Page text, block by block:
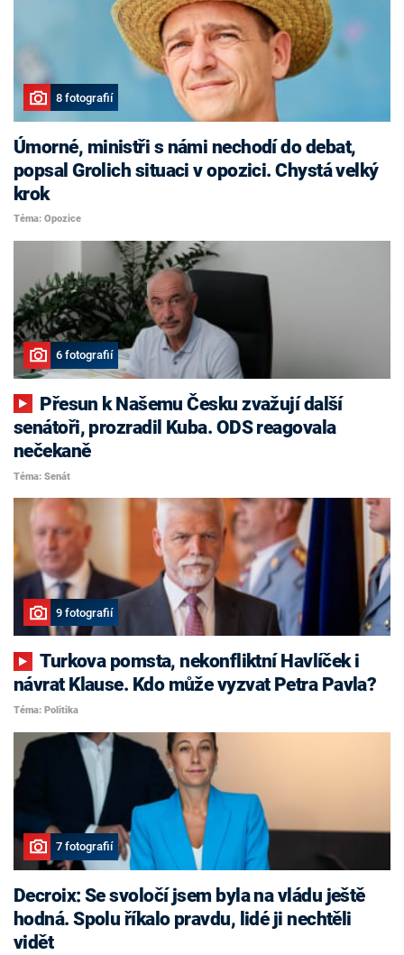
8 fotografií
Úmorné, ministři s námi nechodí do debat,
popsal Grolich situaci v opozici. Chystá velký
krok
Téma: Opozice
6 fotografií
senátoři, prozradil Kuba. ODS reagovala
nečekaně
Téma: Senát
9 fotografií
Turkova pomsta, nekonfliktní Havlíček i
návrat Klause. Kdo může vyzvat Petra Pavla?
Téma: Politika
7 fotografií
Decroix: Se svoločí jsem byla na vládu ještě
hodná. Spolu říkalo pravdu, lidé ji nechtěli
vidět